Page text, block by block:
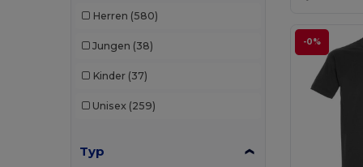
Herren (580)
Jungen (38)
Kinder (37)
Unisex (259)
Typ
-0%